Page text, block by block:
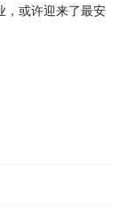
，或许迎来了最安